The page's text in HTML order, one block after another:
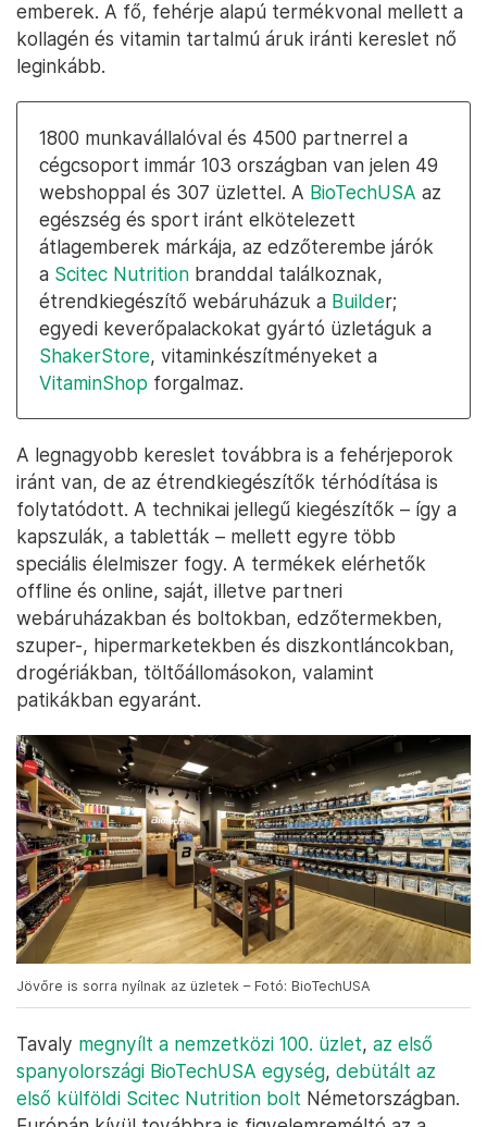
emberek. A fő, fehérje alapú termékvonal mellett a
kollagén és vitamin tartalmú áruk iránti kereslet nő
leginkább.
1800 munkavállalóval és 4500 partnerrel a
cégcsoport immár 103 országban van jelen 49
webshoppal és 307 üzlettel. A BioTechUSA az
egészség és sport iránt elkötelezett
átlagemberek márkája, az edzőterembe járók
a Scitec Nutrition branddal találkoznak,
étrendkiegészítő webáruházuk a Builder;
egyedi keverőpalackokat gyártó üzletáguk a
ShakerStore, vitaminkészítményeket a
VitaminShop forgalmaz.
A legnagyobb kereslet továbbra is a fehérjeporok
iránt van, de az étrendkiegészítők térhódítása is
folytatódott. A technikai jellegű kiegészítők – így a
kapszulák, a tabletták – mellett egyre több
speciális élelmiszer fogy. A termékek elérhetők
offline és online, saját, illetve partneri
webáruházakban és boltokban, edzőtermekben,
szuper-, hipermarketekben és diszkontláncokban,
drogériákban, töltőállomásokon, valamint
patikákban egyaránt.
Jövőre is sorra nyílnak az üzletek – Fotó: BioTechUSA
Tavaly megnyílt a nemzetközi 100. üzlet, az első
spanyolországi BioTechUSA egység, debütált az
első külföldi Scitec Nutrition bolt Németországban.